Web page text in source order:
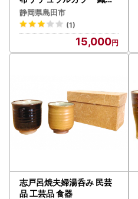
イス ナチュラル 若葉
静岡県島田市
(1)
15,000
志戸呂焼夫婦湯呑み 民芸
品 工芸品 食器